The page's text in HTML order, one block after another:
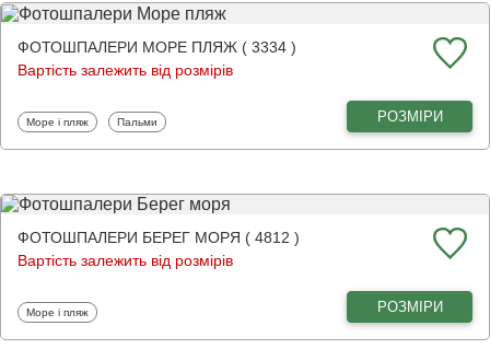
ФОТОШПАЛЕРИ МОРЕ ПЛЯЖ ( 3334 )
Вартість залежить від розмірів
Фотошпалери
Море і пляж Фотошпалери
Пальми РОЗМІРИ
ФОТОШПАЛЕРИ БЕРЕГ МОРЯ ( 4812 )
Вартість залежить від розмірів
Фотошпалери
Море і пляж РОЗМІРИ